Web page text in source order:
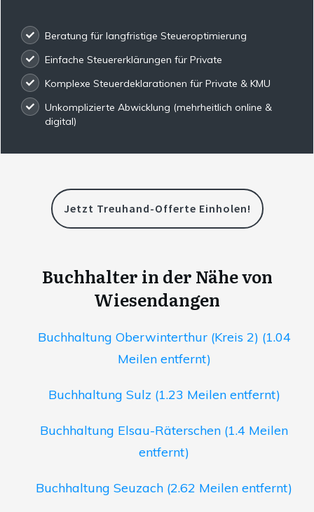
Beratung für langfristige Steueroptimierung
Einfache Steuererklärungen für Private
Komplexe Steuerdeklarationen für Private & KMU
Unkomplizierte Abwicklung (mehrheitlich online &
digital)
Jetzt Treuhand-Offerte Einholen!
Buchhalter in der Nähe von
Wiesendangen
Buchhaltung Oberwinterthur (Kreis 2) (1.04
Meilen entfernt)
Buchhaltung Sulz (1.23 Meilen entfernt)
Buchhaltung Elsau-Räterschen (1.4 Meilen
entfernt)
Buchhaltung Seuzach (2.62 Meilen entfernt)